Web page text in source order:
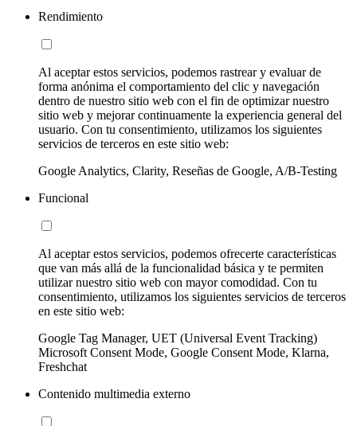
Rendimiento
Al aceptar estos servicios, podemos rastrear y evaluar de
forma anónima el comportamiento del clic y navegación
dentro de nuestro sitio web con el fin de optimizar nuestro
sitio web y mejorar continuamente la experiencia general del
usuario. Con tu consentimiento, utilizamos los siguientes
servicios de terceros en este sitio web:
Google Analytics, Clarity, Reseñas de Google, A/B-Testing
Funcional
Al aceptar estos servicios, podemos ofrecerte características
que van más allá de la funcionalidad básica y te permiten
utilizar nuestro sitio web con mayor comodidad. Con tu
consentimiento, utilizamos los siguientes servicios de terceros
en este sitio web:
Google Tag Manager, UET (Universal Event Tracking)
Microsoft Consent Mode, Google Consent Mode, Klarna,
Freshchat
Contenido multimedia externo